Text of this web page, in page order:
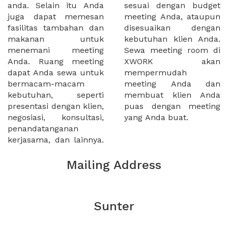
anda. Selain itu Anda
juga dapat memesan
fasilitas tambahan dan
makanan untuk
menemani meeting
Anda. Ruang meeting
dapat Anda sewa untuk
bermacam-macam
kebutuhan, seperti
presentasi dengan klien,
negosiasi, konsultasi,
penandatanganan
kerjasama, dan lainnya.
sesuai dengan budget
meeting Anda, ataupun
disesuaikan dengan
kebutuhan klien Anda.
Sewa meeting room di
XWORK akan
mempermudah
meeting Anda dan
membuat klien Anda
puas dengan meeting
yang Anda buat.
Mailing Address
Sunter